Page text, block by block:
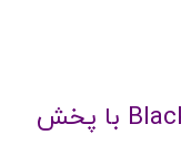
بادی اسپلش مردانه مدل Black XS با پخش